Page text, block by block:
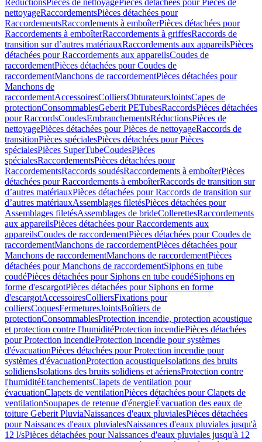
RéductionsPièces de nettoyagePièces détachées pour Pièces de
nettoyageRaccordementsPièces détachées pour
RaccordementsRaccordements à emboîterPièces détachées pour
Raccordements à emboîterRaccordements à griffesRaccords de
transition sur d’autres matériauxRaccordements aux appareilsPièces
détachées pour Raccordements aux appareilsCoudes de
raccordementPièces détachées pour Coudes de
raccordementManchons de raccordementPièces détachées pour
Manchons de
raccordementAccessoiresColliersObturateursJointsCapes de
protectionConsommablesGeberit PETubesRaccordsPièces détachées
pour RaccordsCoudesEmbranchementsRéductionsPièces de
nettoyagePièces détachées pour Pièces de nettoyageRaccords de
transitionPièces spécialesPièces détachées pour Pièces
spécialesPièces SuperTubeCoudesPièces
spécialesRaccordementsPièces détachées pour
RaccordementsRaccords soudésRaccordements à emboîterPièces
détachées pour Raccordements à emboîterRaccords de transition sur
d’autres matériauxPièces détachées pour Raccords de transition sur
d’autres matériauxAssemblages filetésPièces détachées pour
Assemblages filetésAssemblages de brideCollerettesRaccordements
aux appareilsPièces détachées pour Raccordements aux
appareilsCoudes de raccordementPièces détachées pour Coudes de
raccordementManchons de raccordementPièces détachées pour
Manchons de raccordementManchons de raccordementPièces
détachées pour Manchons de raccordementSiphons en tube
coudéPièces détachées pour Siphons en tube coudéSiphons en
forme d'escargotPièces détachées pour Siphons en forme
d'escargotAccessoiresColliersFixations pour
colliersCoquesFermeturesJointsBoîtiers de
protectionConsommablesProtection incendie, protection acoustique
et protection contre l'humiditéProtection incendiePièces détachées
pour Protection incendieProtection incendie pour systèmes
d'évacuationPièces détachées pour Protection incendie pour
systèmes d'évacuationProtection acoustiqueIsolations des bruits
solidiensIsolations des bruits solidiens et aériensProtection contre
l'humiditéEtanchementsClapets de ventilation pour
évacuationClapets de ventilationPièces détachées pour Clapets de
ventilationSoupapes de retenue d'énergieÉvacuation des eaux de
toiture Geberit PluviaNaissances d'eaux pluvialesPièces détachées
pour Naissances d'eaux pluvialesNaissances d'eaux pluviales jusqu'à
12 l/sPièces détachées pour Naissances d'eaux pluviales jusqu'à 12